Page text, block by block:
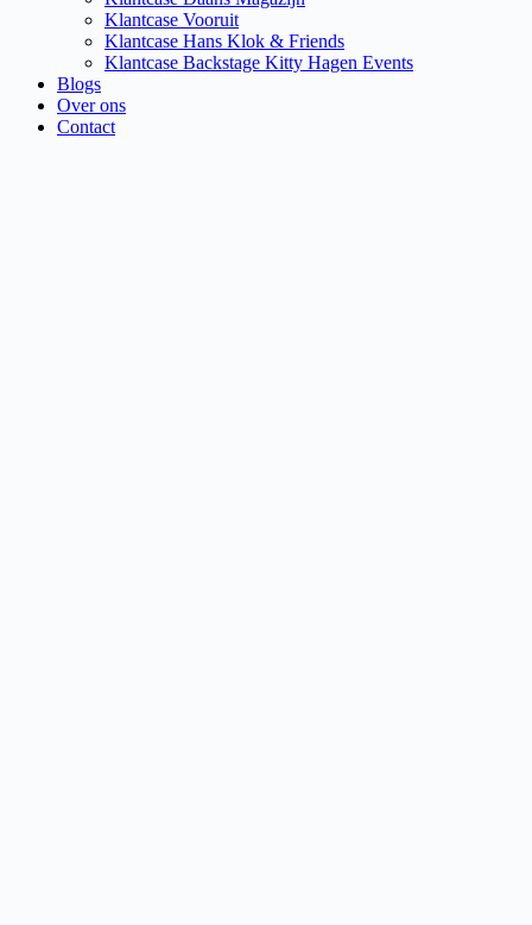
Klantcase Vooruit
Klantcase Hans Klok & Friends
Klantcase Backstage Kitty Hagen Events
Blogs
Over ons
Contact